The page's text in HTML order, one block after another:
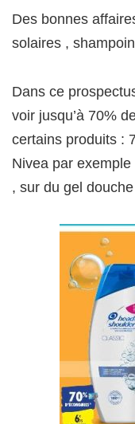
Des bonnes
solaires ,
Dans ce
voir jusqu’à 70%
certains produits :
Nivea par
, sur du gel